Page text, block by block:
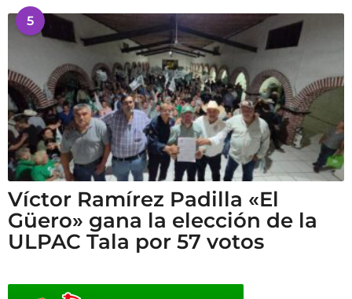
5
Víctor Ramírez Padilla «El
Güero» gana la elección de la
ULPAC Tala por 57 votos